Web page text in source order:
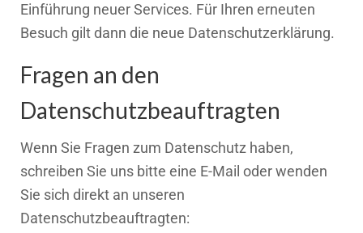
Einführung neuer Services. Für Ihren erneuten
Besuch gilt dann die neue Datenschutzerklärung.
Fragen an den
Datenschutzbeauftragten
Wenn Sie Fragen zum Datenschutz haben,
schreiben Sie uns bitte eine E-Mail oder wenden
Sie sich direkt an unseren
Datenschutzbeauftragten: